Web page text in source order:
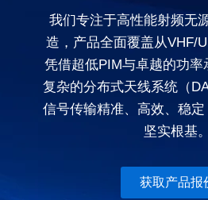
我们专注于高性能射频无
造，产品全面覆盖从VHF/
凭借超低PIM与卓越的功率
复杂的分布式天线系统（
信号传输精准、高效、稳
坚实根基。
获取产品报